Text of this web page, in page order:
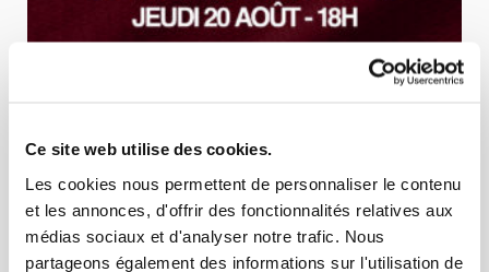
Ce site web utilise des cookies.
Les cookies nous permettent de personnaliser le contenu
et les annonces, d'offrir des fonctionnalités relatives aux
médias sociaux et d'analyser notre trafic. Nous
partageons également des informations sur l'utilisation de
SAVE THE DATE : 20 AOÛT 18H AU STADE DES
CHARMILLES
Le Servette FC met sur pied un évènement exceptionnel au Stade des
Charmilles le jeudi 20 août à 18h. Le club vous atten...